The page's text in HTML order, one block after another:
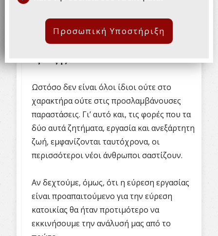
ανάγκες. Ένα τόλμημα για πολλούς, τη
στιγμή πουθα έπρεπε να αποτελεί
υποχρεωτικό άλμα προσωπικής
Ωστόσο δεν είναι όλοι ίδιοι ούτε στο
χαρακτήρα ούτε στις προσλαμβάνουσες
παραστάσεις. Γι’ αυτό και, τις φορές που τα
δύο αυτά ζητήματα, εργασία και ανεξάρτητη
ζωή, εμφανίζονται ταυτόχρονα, οι
περισσότεροι νέοι άνθρωποι σαστίζουν.
Αν δεχτούμε, όμως, ότι η εύρεση εργασίας
είναι προαπαιτούμενο για την εύρεση
κατοικίας θα ήταν προτιμότερο να
εκκινήσουμε την ανάλυσή μας από το
Προσωπική Υποστήριξη